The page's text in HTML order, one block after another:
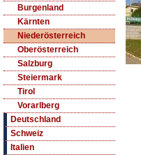
Burgenland
Kärnten
Niederösterreich
Oberösterreich
Salzburg
Steiermark
Tirol
Vorarlberg
Deutschland
Schweiz
Italien